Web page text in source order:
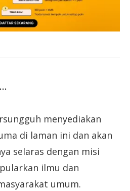
menyediakan
di laman ini dan akan
selaras dengan misi
ilmu dan
umum.